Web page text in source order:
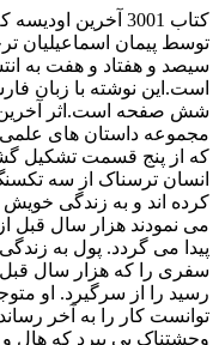
کتاب 3001 آخرین
توسط پیمان اسماعیلیان
سیصد و هفتاد و هفت به
است.این نوشته با زبان
شش صفحه است.اثر آخرین
مجموعه داستان های
که از پنج قسمت تشکیل
انسان ترسناک از سه
کرده اند و به زندگی
می نمودند هزار سال قبل
پیدا می گردد. پول به
سفری را که هزار سال قبل
رسید را از سرگیرد. او
توانست کار را به آخر
وحشتناک پی ببرد که